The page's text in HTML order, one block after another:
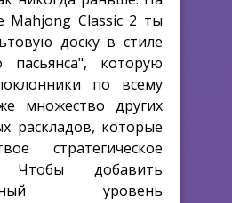
Mahjong Classic 2 ты
доску в стиле
пасьянса", которую
по всему
множество других
раскладов, которые
стратегическое
Чтобы добавить
уровень